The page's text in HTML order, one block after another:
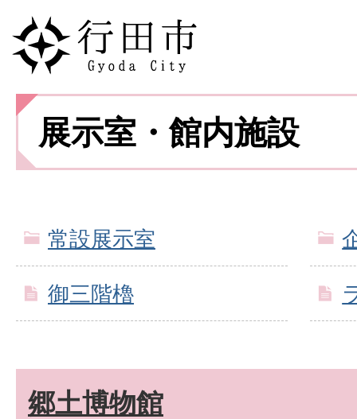
展示室・館内施設
常設展示室
御三階櫓
郷土博物館